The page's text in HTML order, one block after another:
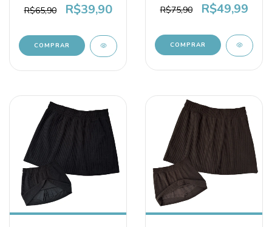
R$65,90
R$39,90
COMPRAR
R$75,90
R$49,99
COMPRAR